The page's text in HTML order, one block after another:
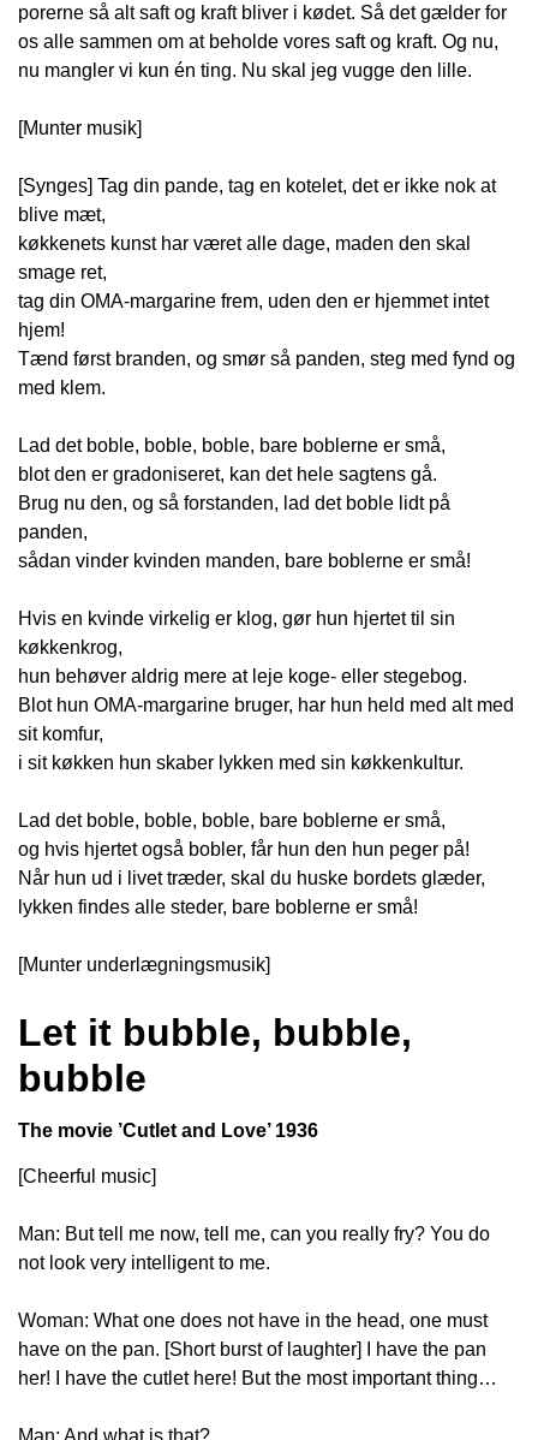
porerne så alt saft og kraft bliver i kødet. Så det gælder for
os alle sammen om at beholde vores saft og kraft. Og nu,
nu mangler vi kun én ting. Nu skal jeg vugge den lille.
[Munter musik]
[Synges] Tag din pande, tag en kotelet, det er ikke nok at
blive mæt,
køkkenets kunst har været alle dage, maden den skal
smage ret,
tag din OMA-margarine frem, uden den er hjemmet intet
hjem!
Tænd først branden, og smør så panden, steg med fynd og
med klem.
Lad det boble, boble, boble, bare boblerne er små,
blot den er gradoniseret, kan det hele sagtens gå.
Brug nu den, og så forstanden, lad det boble lidt på
panden,
sådan vinder kvinden manden, bare boblerne er små!
Hvis en kvinde virkelig er klog, gør hun hjertet til sin
køkkenkrog,
hun behøver aldrig mere at leje koge- eller stegebog.
Blot hun OMA-margarine bruger, har hun held med alt med
sit komfur,
i sit køkken hun skaber lykken med sin køkkenkultur.
Lad det boble, boble, boble, bare boblerne er små,
og hvis hjertet også bobler, får hun den hun peger på!
Når hun ud i livet træder, skal du huske bordets glæder,
lykken findes alle steder, bare boblerne er små!
[Munter underlægningsmusik]
Let it bubble, bubble,
bubble
The movie ’Cutlet and Love’ 1936
[Cheerful music]
Man: But tell me now, tell me, can you really fry? You do
not look very intelligent to me.
Woman: What one does not have in the head, one must
have on the pan. [Short burst of laughter] I have the pan
her! I have the cutlet here! But the most important thing…